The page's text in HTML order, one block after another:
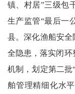
镇、村居”三级包
生产监管“最后一
县。深化渔船安全
全隐患，落实闭
机制，划定第二批
舶管理精细化水